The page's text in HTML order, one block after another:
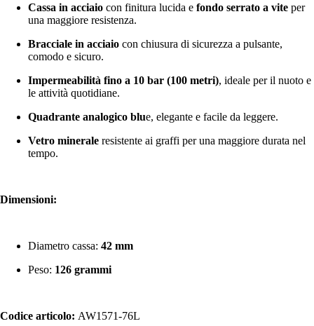
Cassa in acciaio con finitura lucida e fondo serrato a vite per
una maggiore resistenza.
Bracciale in acciaio con chiusura di sicurezza a pulsante,
comodo e sicuro.
Impermeabilità fino a 10 bar (100 metri), ideale per il nuoto e
le attività quotidiane.
Quadrante analogico blue, elegante e facile da leggere.
Vetro minerale resistente ai graffi per una maggiore durata nel
tempo.
Dimensioni:
Diametro cassa: 42 mm
Peso: 126 grammi
Codice articolo: AW1571-76L